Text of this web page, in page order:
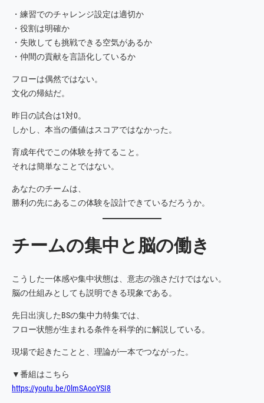
・練習でのチャレンジ設定は適切か
・役割は明確か
・失敗しても挑戦できる空気があるか
・仲間の貢献を言語化しているか
フローは偶然ではない。
文化の帰結だ。
昨日の試合は1対0。
しかし、本当の価値はスコアではなかった。
育成年代でこの体験を持てること。
それは簡単なことではない。
あなたのチームは、
勝利の先にあるこの体験を設計できているだろうか。
チームの集中と脳の働き
こうした一体感や集中状態は、意志の強さだけではない。
脳の仕組みとしても説明できる現象である。
先日出演したBSの集中力特集では、
フロー状態が生まれる条件を科学的に解説している。
現場で起きたことと、理論が一本でつながった。
▼番組はこちら
https://youtu.be/0lmSAooYSI8